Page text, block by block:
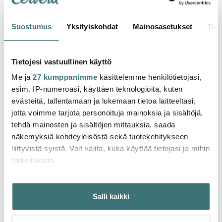
Suostumus Yksityiskohdat Mainosasetukset
Tietojesi vastuullinen käyttö
Me ja 27 kumppanimme käsittelemme henkilötietojasi,
esim. IP-numeroasi, käyttäen teknologioita, kuten
evästeitä, tallentamaan ja lukemaan tietoa laitteeltasi,
jotta voimme tarjota personoituja mainoksia ja sisältöjä,
tehdä mainosten ja sisältöjen mittauksia, saada
näkemyksiä kohdeyleisöstä sekä tuotekehitykseen
liittyvistä syistä. Voit valita, kuka käyttää tietojasi ja mihin
tarkoituksiin.
Jos sallit, haluamme myös tehdä seuraavia:
Kerätä tietoja maantieteellisestä sijainnistasi,
mahdollisesti muutaman metrin tarkkuudella
Salli kaikki
Huvila Kulho 13 cm
14.46 € 24.00 €
Saatavilla
Huvila Muki 30 cl
16.21 € 27.00 €
Saatavilla
Saatat pitää myös näistä